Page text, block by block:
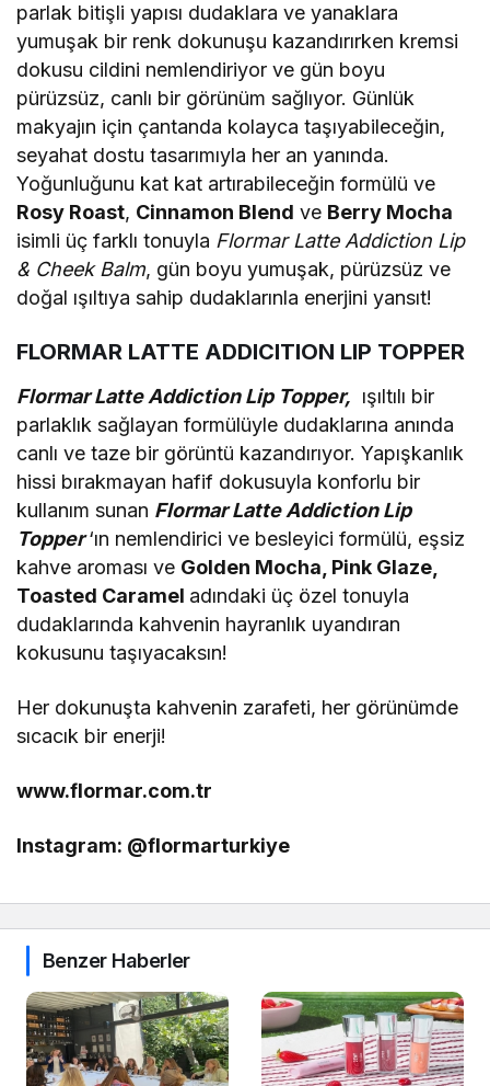
parlak bitişli yapısı dudaklara ve yanaklara
yumuşak bir renk dokunuşu kazandırırken kremsi
dokusu cildini nemlendiriyor ve gün boyu
pürüzsüz, canlı bir görünüm sağlıyor. Günlük
makyajın için çantanda kolayca taşıyabileceğin,
seyahat dostu tasarımıyla her an yanında.
Yoğunluğunu kat kat artırabileceğin formülü ve
Rosy Roast, Cinnamon Blend ve Berry Mocha
isimli üç farklı tonuyla Flormar Latte Addiction Lip
& Cheek Balm, gün boyu yumuşak, pürüzsüz ve
doğal ışıltıya sahip dudaklarınla enerjini yansıt!
FLORMAR LATTE ADDICITION LIP TOPPER
Flormar Latte Addiction Lip Topper, ışıltılı bir
parlaklık sağlayan formülüyle dudaklarına anında
canlı ve taze bir görüntü kazandırıyor. Yapışkanlık
hissi bırakmayan hafif dokusuyla konforlu bir
kullanım sunan Flormar Latte Addiction Lip
Topper‘ın nemlendirici ve besleyici formülü, eşsiz
kahve aroması ve Golden Mocha, Pink Glaze,
Toasted Caramel adındaki üç özel tonuyla
dudaklarında kahvenin hayranlık uyandıran
kokusunu taşıyacaksın!
Her dokunuşta kahvenin zarafeti, her görünümde
sıcacık bir enerji!
www.flormar.com.tr
Instagram: @flormarturkiye
Benzer Haberler